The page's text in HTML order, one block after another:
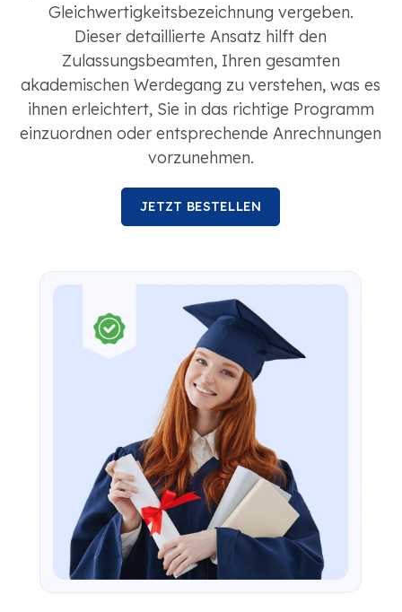
Gleichwertigkeitsbezeichnung vergeben.
Dieser detaillierte Ansatz hilft den
Zulassungsbeamten, Ihren gesamten
akademischen Werdegang zu verstehen, was es
ihnen erleichtert, Sie in das richtige Programm
einzuordnen oder entsprechende Anrechnungen
vorzunehmen.
JETZT BESTELLEN